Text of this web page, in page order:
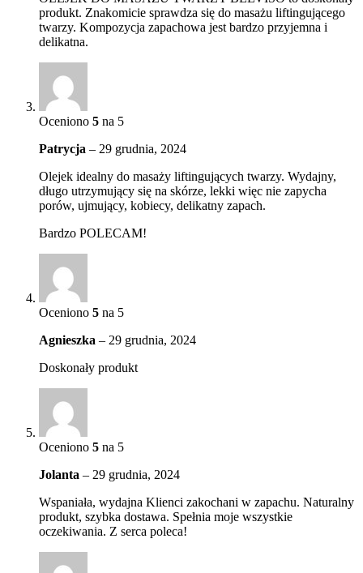
produkt. Znakomicie sprawdza się do masażu liftingującego
twarzy. Kompozycja zapachowa jest bardzo przyjemna i
delikatna.
Oceniono 5 na 5
Patrycja – 29 grudnia, 2024
Olejek idealny do masaży liftingujących twarzy. Wydajny,
długo utrzymujący się na skórze, lekki więc nie zapycha
porów, ujmujący, kobiecy, delikatny zapach.
Bardzo POLECAM!
Oceniono 5 na 5
Agnieszka – 29 grudnia, 2024
Doskonały produkt
Oceniono 5 na 5
Jolanta – 29 grudnia, 2024
Wspaniała, wydajna Klienci zakochani w zapachu. Naturalny
produkt, szybka dostawa. Spełnia moje wszystkie
oczekiwania. Z serca poleca!